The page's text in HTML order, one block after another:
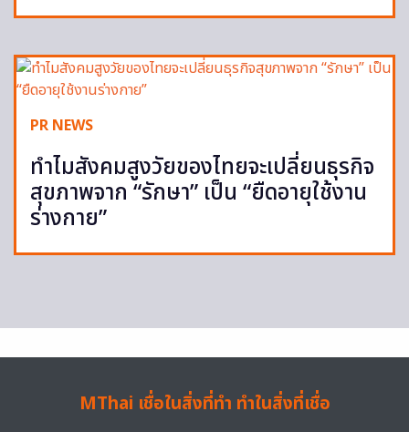
PR NEWS
ทำไมสังคมสูงวัยของไทยจะเปลี่ยนธุรกิจ
สุขภาพจาก “รักษา” เป็น “ยืดอายุใช้งาน
ร่างกาย”
MThai เชื่อในสิ่งที่ทำ ทำในสิ่งที่เชื่อ